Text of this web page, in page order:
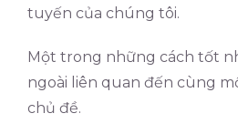
tuyến của chúng tôi.
Một trong những cách tốt
ngoài liên quan đến cùng
chủ đề.